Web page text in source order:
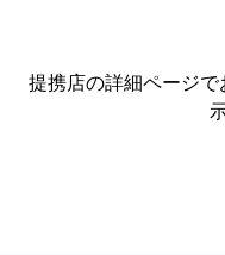
提携店の詳細ページ